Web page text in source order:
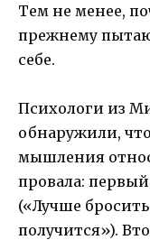
Тем не менее,
прежнему
себе.
Психологи из
обнаружили,
мышления
провала:
(«Лучше
получится»).